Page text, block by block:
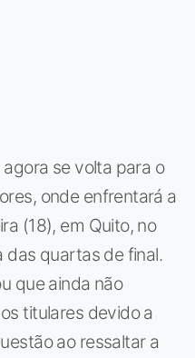
agora se volta para o
onde enfrentará a
(18), em Quito, no
das quartas de final.
que ainda não
titulares devido a
ao ressaltar a